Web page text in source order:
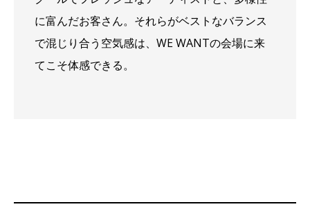
に富んだお客さん。それらがベストなバランス
で混じり合う空気感は、WE WANTの会場に来
てこそ体感できる。